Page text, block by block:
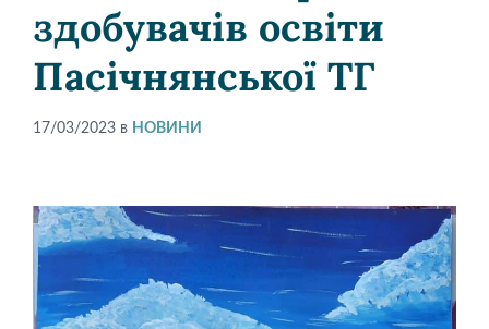
здобувачів освіти
Пасічнянської ТГ
17/03/2023 в НОВИНИ